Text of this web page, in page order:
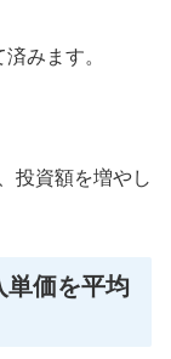
みます。
投資額を増やし
単価を平均